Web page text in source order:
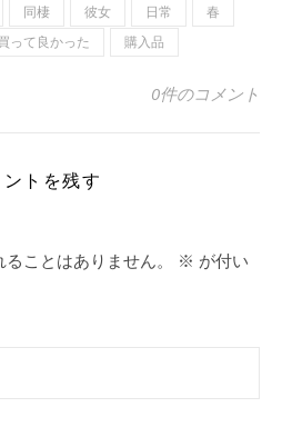
同棲 彼女 日常
春
って良かった 購入品
0件のコメント
ントを残す
ことはありません。 ※ が付い